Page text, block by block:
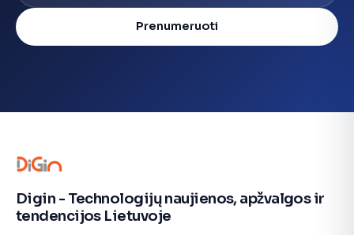
Prenumeruoti
Digin - Technologijų naujienos, apžvalgos ir
tendencijos Lietuvoje